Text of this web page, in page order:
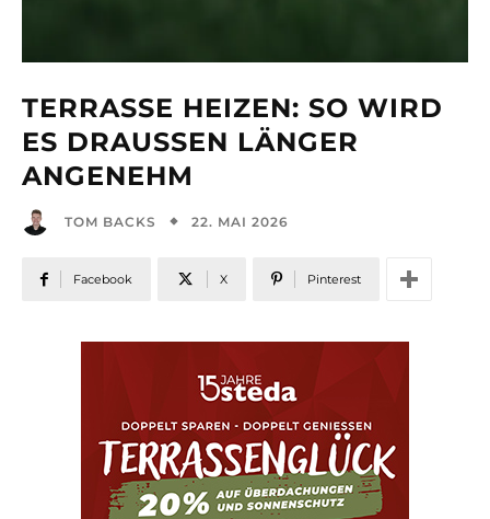
TERRASSE HEIZEN: SO WIRD
ES DRAUSSEN LÄNGER A
NGENEHM
TOM BACKS 22. MAI 2026
Facebook X Pinterest